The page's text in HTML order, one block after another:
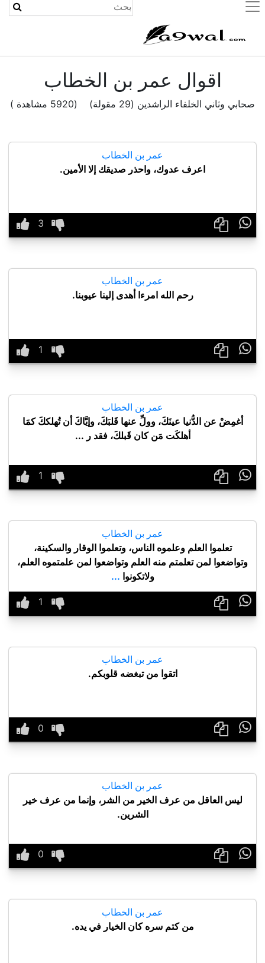
(current)
اقوال عمر بن الخطاب
صحابي وثاني الخلفاء الراشدين (29 مقولة) (5920 مشاهدة )
عمر بن الخطاب
اعرف عدوك، واحذر صديقك إلا الأمين.

عمر بن الخطاب
رحم الله امرءا أهدى إلينا عيوبنا.

عمر بن الخطاب
أغمِضْ عن الدُّنيا عينَكَ، وولِّ عنها قَلبَكَ، وإيَّاكَ أن تُهلككَ كمَا
أهلكَت مَن كان قَبلكَ، فقد ر ...

عمر بن الخطاب
تعلموا العلم وعلموه الناس، وتعلموا الوقار والسكينة،
وتواضعوا لمن تعلمتم منه العلم وتواضعوا لمن علمتموه العلم،
ولاتكونوا ...

عمر بن الخطاب
اتقوا من تبغضه قلوبكم.

عمر بن الخطاب
ليس العاقل من عرف الخير من الشر، وإنما من عرف خير
الشرين.

عمر بن الخطاب
من كتم سره كان الخيار في يده.